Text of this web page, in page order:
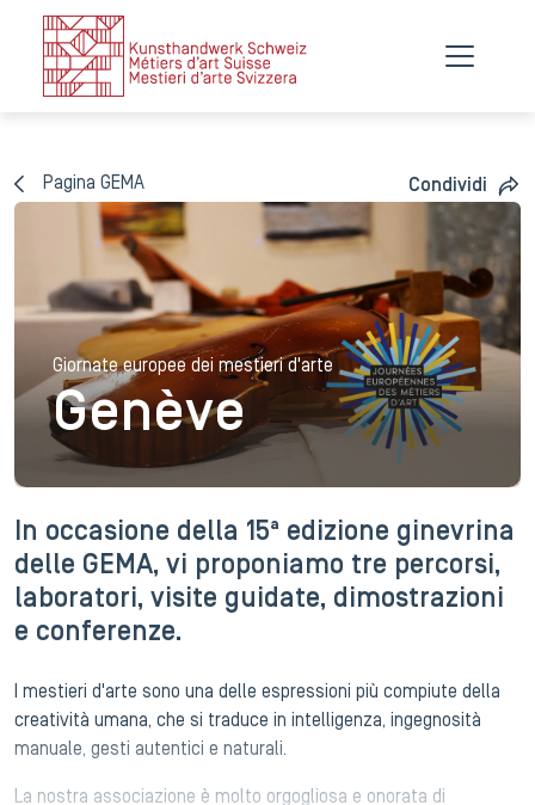
Pagina GEMA Condividi
Giornate europee dei mestieri d'arte
Genève
In occasione della 15ª edizione ginevrina
delle GEMA, vi proponiamo tre percorsi,
laboratori, visite guidate, dimostrazioni
e conferenze.
I mestieri d'arte sono una delle espressioni più compiute della
creatività umana, che si traduce in intelligenza, ingegnosità
manuale, gesti autentici e naturali.
La nostra associazione è molto orgogliosa e onorata di